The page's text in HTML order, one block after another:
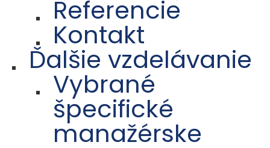
Referencie
Kontakt
Ďalšie vzdelávanie
Vybrané
špecifické
manažérske